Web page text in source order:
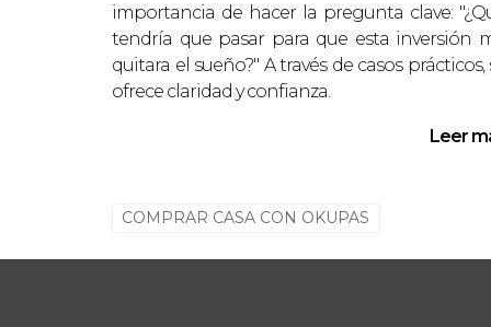
importancia de hacer la pregunta clave:
tendría que pasar para que esta inversión
quitara el sueño?" A través de casos prácticos,
ofrece claridad y confianza.
Leer
COMPRAR CASA CON OKUPAS